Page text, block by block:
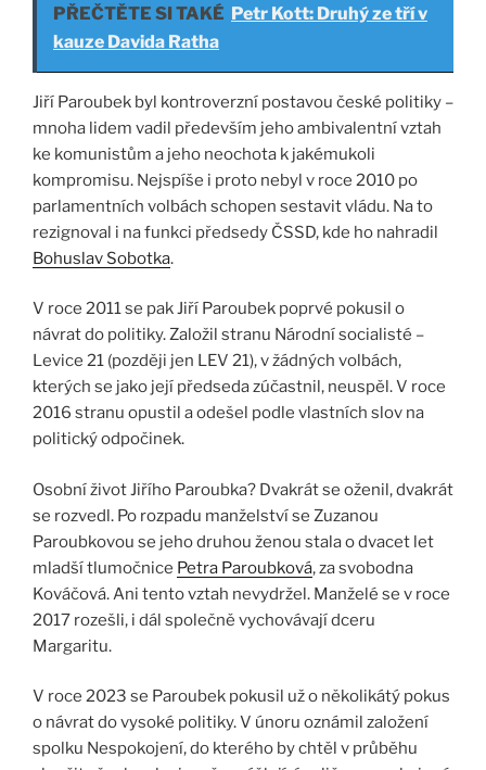
PŘEČTĚTE SI TAKÉ Petr Kott: Druhý ze tří v
kauze Davida Ratha
Jiří Paroubek byl kontroverzní postavou české politiky –
mnoha lidem vadil především jeho ambivalentní vztah
ke komunistům a jeho neochota k jakémukoli
kompromisu. Nejspíše i proto nebyl v roce 2010 po
parlamentních volbách schopen sestavit vládu. Na to
rezignoval i na funkci předsedy ČSSD, kde ho nahradil
Bohuslav Sobotka.
V roce 2011 se pak Jiří Paroubek poprvé pokusil o
návrat do politiky. Založil stranu Národní socialisté –
Levice 21 (později jen LEV 21), v žádných volbách,
kterých se jako její předseda zúčastnil, neuspěl. V roce
2016 stranu opustil a odešel podle vlastních slov na
politický odpočinek.
Osobní život Jiřího Paroubka? Dvakrát se oženil, dvakrát
se rozvedl. Po rozpadu manželství se Zuzanou
Paroubkovou se jeho druhou ženou stala o dvacet let
mladší tlumočnice Petra Paroubková, za svobodna
Kováčová. Ani tento vztah nevydržel. Manželé se v roce
2017 rozešli, i dál společně vychovávají dceru
Margaritu.
V roce 2023 se Paroubek pokusil už o několikátý pokus
o návrat do vysoké politiky. V únoru oznámil založení
spolku Nespokojení, do kterého by chtěl v průběhu